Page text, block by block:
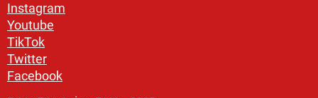
Instagram
Youtube
TikTok
Twitter
Facebook